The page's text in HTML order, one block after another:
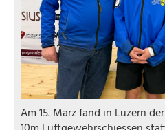
Am 15. März fand in Luzern